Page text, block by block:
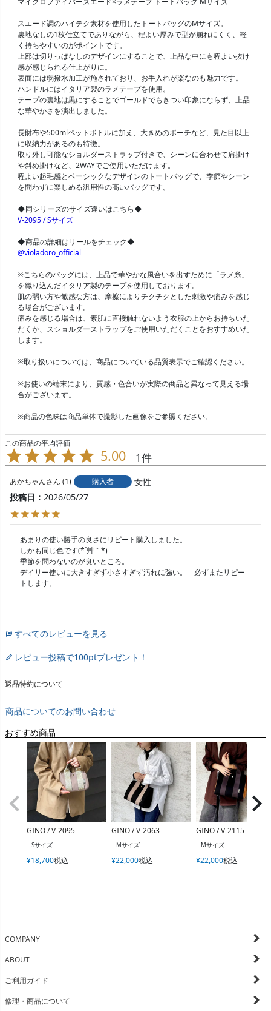
スエード調のハイテク素材を使用したトートバッグのMサイズ。
裏地なしの1枚仕立てでありながら、程よい厚みで型が崩れにくく、軽
く持ちやすいのがポイントです。
上部は切りっぱなしのデザインにすることで、上品な中にも程よい抜け
感が感じられる仕上がりに。
表面には弱撥水加工が施されており、お手入れが楽なのも魅力です。
ハンドルにはイタリア製のラメテープを使用。
テープの裏地は黒にすることでゴールドでもきつい印象にならず、上品
な華やかさを演出しました。
長財布や500mlペットボトルに加え、大きめのポーチなど、見た目以上
に収納力があるのも特徴。
取り外し可能なショルダーストラップ付きで、シーンに合わせて肩掛け
や斜め掛けなど、2WAYでご使用いただけます。
程よい起毛感とベーシックなデザインのトートバッグで、季節やシーン
を問わずに楽しめる汎用性の高いバッグです。
◆同シリーズのサイズ違いはこちら◆
V-2095 / Sサイズ
◆商品の詳細はリールをチェック◆
@violadoro_official
※こちらのバッグには、上品で華やかな風合いを出すために「ラメ糸」
を織り込んだイタリア製のテープを使用しております。
肌の弱い方や敏感な方は、摩擦によりチクチクとした刺激や痛みを感じ
る場合がございます。
痛みを感じる場合は、素肌に直接触れないよう衣服の上からお持ちいた
だくか、スショルダーストラップをご使用いただくことをおすすめいた
します。
※取り扱いについては、商品についている品質表示でご確認ください。
※お使いの端末により、質感・色合いが実際の商品と異なって見える場
合がございます。
※商品の色味は商品単体で撮影した画像をご参照ください。
5.00 1
あかちゃん 1 購入者
女性
投稿日
2026/05/27
あまりの使い勝手の良さにリピート購入しました。
しかも同じ色です(*´艸｀*)
季節を問わないのが良いところ。
デイリー使いに大きすぎず小さすぎず汚れに強い。　必ずまたリピー
すべてのレビューを見る
レビュー投稿で100ptプレゼント！
返品特約について
商品についてのお問い合わせ
おすすめ商品
GINO / V-2095
Sサイズ
¥18,700税込
GINO / V-2063
Mサイズ
¥22,000税込
GINO / V-2115
Mサイズ
¥22,000税込
COMPANY
ABOUT
ご利用ガイド
修理・商品について